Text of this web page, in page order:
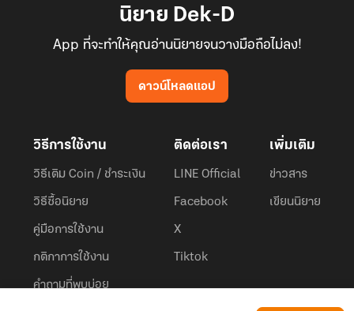
นิยาย Dek-D
App ที่จะทำให้คุณอ่านนิยายจนวางมือถือไม่ลง!
ดาวน์โหลดแอป
วิธีการใช้งาน
วิธีเติม Coin / ชำระเงิน
วิธีซื้อนิยาย
คู่มือการใช้งาน
กติกาการใช้งาน
คำถามที่พบบ่อย
ติดต่อเรา
LINE Official
Facebook
X
Tiktok
เพิ่มเติม
ข่าวสาร
เขียนนิยาย